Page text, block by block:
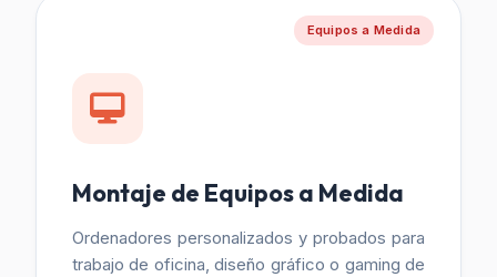
Equipos a Medida
Montaje de Equipos a Medida
Ordenadores personalizados y probados para
trabajo de oficina, diseño gráfico o gaming de